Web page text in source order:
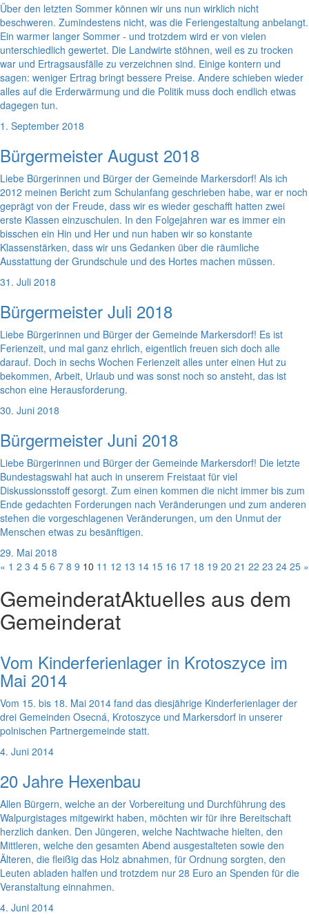
Über den letzten Sommer können wir uns nun wirklich nicht
beschweren. Zumindestens nicht, was die Feriengestaltung anbelangt.
Ein warmer langer Sommer - und trotzdem wird er von vielen
unterschiedlich gewertet. Die Landwirte stöhnen, weil es zu trocken
war und Ertragsausfälle zu verzeichnen sind. Einige kontern und
sagen: weniger Ertrag bringt bessere Preise. Andere schieben wieder
alles auf die Erderwärmung und die Politik muss doch endlich etwas
dagegen tun.
1. September 2018
Bürgermeister August 2018
Liebe Bürgerinnen und Bürger der Gemeinde Markersdorf! Als ich
2012 meinen Bericht zum Schulanfang geschrieben habe, war er noch
geprägt von der Freude, dass wir es wieder geschafft hatten zwei
erste Klassen einzuschulen. In den Folgejahren war es immer ein
bisschen ein Hin und Her und nun haben wir so konstante
Klassenstärken, dass wir uns Gedanken über die räumliche
Ausstattung der Grundschule und des Hortes machen müssen.
31. Juli 2018
Bürgermeister Juli 2018
Liebe Bürgerinnen und Bürger der Gemeinde Markersdorf! Es ist
Ferienzeit, und mal ganz ehrlich, eigentlich freuen sich doch alle
darauf. Doch in sechs Wochen Ferienzeit alles unter einen Hut zu
bekommen, Arbeit, Urlaub und was sonst noch so ansteht, das ist
schon eine Herausforderung.
30. Juni 2018
Bürgermeister Juni 2018
Liebe Bürgerinnen und Bürger der Gemeinde Markersdorf! Die letzte
Bundestagswahl hat auch in unserem Freistaat für viel
Diskussionsstoff gesorgt. Zum einen kommen die nicht immer bis zum
Ende gedachten Forderungen nach Veränderungen und zum anderen
stehen die vorgeschlagenen Veränderungen, um den Unmut der
Menschen etwas zu besänftigen.
29. Mai 2018
« 1 2 3 4 5 6 7 8 9 10 11 12 13 14 15 16 17 18 19 20 21 22 23 24 25 »
GemeinderatAktuelles aus dem
Gemeinderat
Vom Kinderferienlager in Krotoszyce im
Mai 2014
Vom 15. bis 18. Mai 2014 fand das diesjährige Kinderferienlager der
drei Gemeinden Osecná, Krotoszyce und Markersdorf in unserer
polnischen Partnergemeinde statt.
4. Juni 2014
20 Jahre Hexenbau
Allen Bürgern, welche an der Vorbereitung und Durchführung des
Walpurgistages mitgewirkt haben, möchten wir für ihre Bereitschaft
herzlich danken. Den Jüngeren, welche Nachtwache hielten, den
Mittleren, welche den gesamten Abend ausgestalteten sowie den
Älteren, die fleißig das Holz abnahmen, für Ordnung sorgten, den
Leuten abladen halfen und trotzdem nur 28 Euro an Spenden für die
Veranstaltung einnahmen.
4. Juni 2014